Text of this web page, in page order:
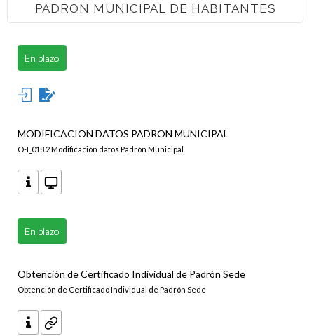
PADRON MUNICIPAL DE HABITANTES
En plazo
MODIFICACION DATOS PADRON MUNICIPAL
O-I_018.2 Modificación datos Padrón Municipal.
En plazo
Obtención de Certificado Individual de Padrón Sede
Obtención de Certificado Individual de Padrón Sede